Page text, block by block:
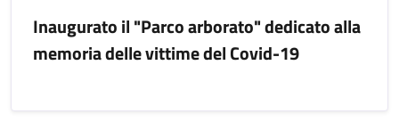
Inaugurato il "Parco arborato" dedicato alla
memoria delle vittime del Covid-19